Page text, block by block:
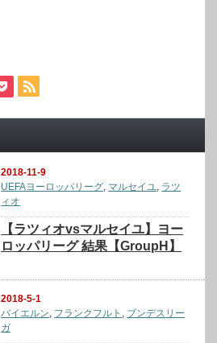
2018-11-9
UEFAヨーロッパリーグ, マルセイユ, ラツ
ィオ
【ラツィオvsマルセイユ】ヨー
ロッパリーグ 結果【GroupH】
2018-5-1
バイエルン フランクフルト
ブンデスリー
ガ